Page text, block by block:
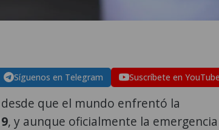
Síguenos en Telegram Suscríbete en
que el mundo enfrentó la
, y aunque oficialmente la emergencia